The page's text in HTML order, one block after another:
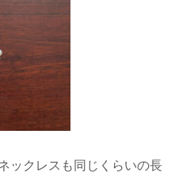
ックレスも同じくらいの長